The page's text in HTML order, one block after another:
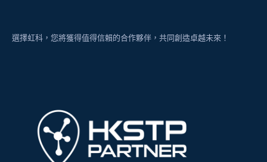
選擇虹科，您將獲得值得信賴的合作夥伴，共同創造卓越未來！